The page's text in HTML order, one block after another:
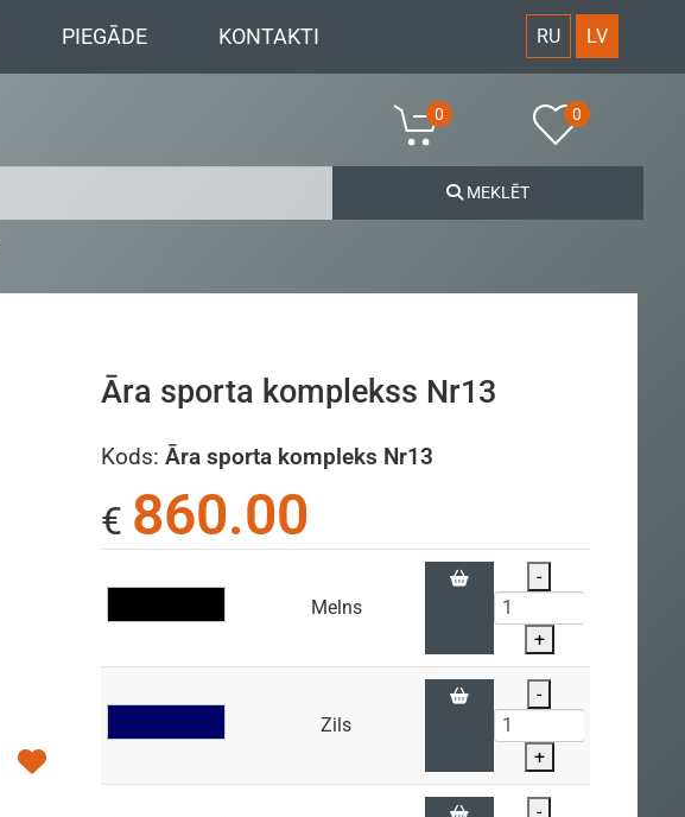
PIEGĀDE KONTAKTI RU LV
0 0
MEKLĒT
Āra sporta komplekss Nr13
Kods: Āra sporta kompleks Nr13
€ 860.00
Melns
-
+
Zils
-
+
-